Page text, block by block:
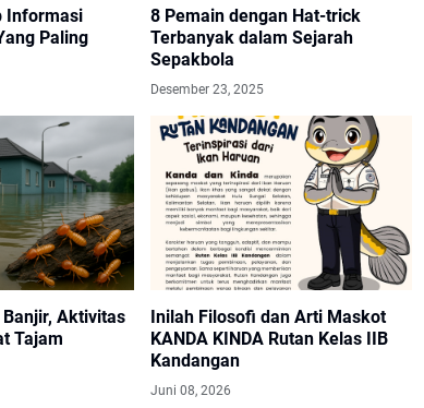
Informasi
Paling
8 Pemain dengan Hat-trick
Terbanyak dalam Sejarah
Sepakbola
Desember 23, 2025
Banjir, Aktivitas
Tajam
Inilah Filosofi dan Arti Maskot
KANDA KINDA Rutan Kelas IIB
Kandangan
Juni 08, 2026